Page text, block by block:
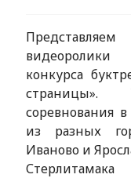
конкурса
страницы».
соревнования
из разных
Иваново и